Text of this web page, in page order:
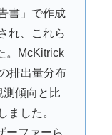
書」で作成
れ、これら
。McKitrick
排出量分布
測傾向と比
ました。
ーファーら